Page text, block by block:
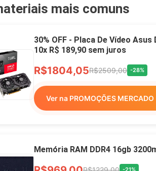
mais comuns
30% OFF - Placa De Vídeo Asus
10x R$ 189,90 sem juros
R$1804,05R$2509,00 -28%
Ver na PROMOÇÕES MERCADO
Memória RAM DDR4 16gb
-21%